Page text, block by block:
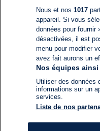
Nous et nos 1017
appareil. Si vous
données pour
désactivées, il est
menu pour modifier
avez fait aurons un
Nos équipes
Utiliser des données
informations sur un
services.
Liste de nos